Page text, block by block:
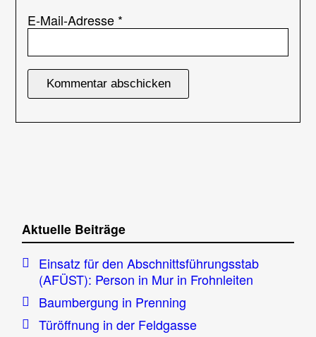
E-Mail-Adresse *
Aktuelle Beiträge
Einsatz für den Abschnittsführungsstab
(AFÜST): Person in Mur in Frohnleiten
Baumbergung in Prenning
Türöffnung in der Feldgasse